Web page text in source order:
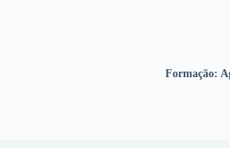
Formação: